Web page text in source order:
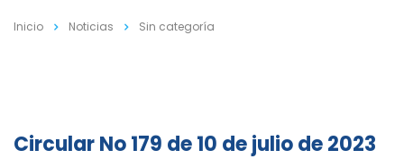
Inicio Noticias Sin categoría
Circular No 179 de 10 de julio de 2023